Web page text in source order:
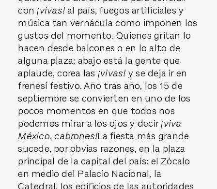
con¡vivas!al país, fuegos artificiales y
música tan vernácula como imponen los
gustos del momento. Quienes gritan lo
hacen desde balcones o en lo alto de
alguna plaza; abajo está la gente que
aplaude, corea las ¡vivas!y se deja ir en
frenesí festivo. Año tras año, los 15 de
septiembre se convierten en uno de los
pocos momentos en que todos nos
podemos mirar a los ojos y decir¡viva
México, cabrones!La fiesta más grande
sucede, por obvias razones, en la plaza
principal de la capital del país: el Zócalo
en medio del Palacio Nacional, la